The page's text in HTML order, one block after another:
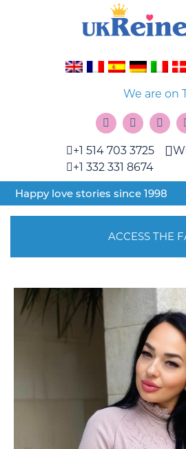
We are on
+1 514 703 3725
+1 332 331 8674
Happy love stories since 1998
ACCESS THE